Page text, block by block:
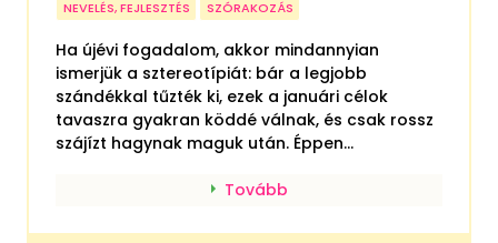
7+1 újévi fogadalom az egész családnak
NEVELÉS, FEJLESZTÉS SZÓRAKOZÁS
Ha újévi fogadalom, akkor mindannyian
ismerjük a sztereotípiát: bár a legjobb
szándékkal tűzték ki, ezek a januári célok
szájízt hagynak maguk után. Éppen...